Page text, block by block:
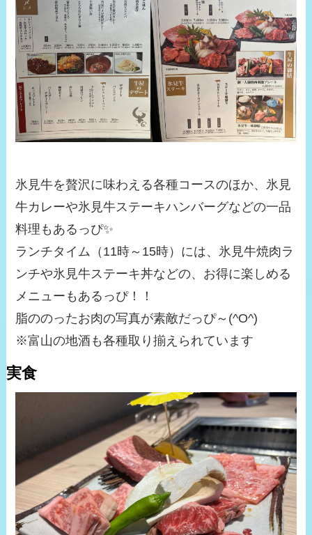
氷見牛を贅沢に味わえる各種コースのほか、氷見
牛カレーや氷見牛ステーキハンバーグなどの一品
料理もあるっぴ✨
ランチタイム（11時～15時）には、氷見牛焼肉ラ
ンチや氷見牛ステーキ丼などの、お得に楽しめる
メニューもあるっぴ！！
脂ののったお肉の写真が素敵だっぴ～(^O^)
※富山の地酒も各種取り揃えられています
実食